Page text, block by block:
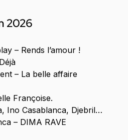
2026
– Rends l’amour !
– La belle affaire
Françoise.
Ino Casablanca, Djebril…
– DIMA RAVE